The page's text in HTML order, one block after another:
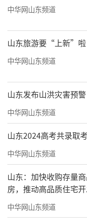
中华网山东频道
山东旅游要“上新”啦
中华网山东频道
山东发布山洪灾害预
中华网山东频道
山东2024高考共录取
中华网山东频道
山东：加快收购存量
房，推动高品质住宅
中华网山东频道